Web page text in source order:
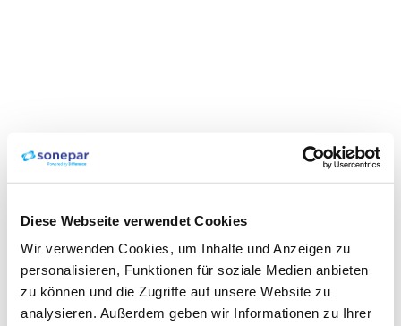
Diese Webseite verwendet Cookies
Wir verwenden Cookies, um Inhalte und Anzeigen zu
personalisieren, Funktionen für soziale Medien anbieten
zu können und die Zugriffe auf unsere Website zu
analysieren. Außerdem geben wir Informationen zu Ihrer